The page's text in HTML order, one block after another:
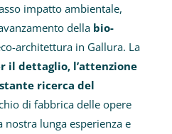
impatto ambientale,
della bio-
architettura in Gallura. La
il dettaglio, l’attenzione
ricerca del
di fabbrica delle opere
nostra lunga esperienza e